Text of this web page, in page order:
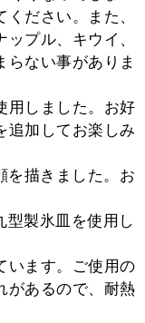
ださい。また、
プル、キウイ、
ない事がありま
用しました。お好
追加してお楽しみ
を描きました。お
型製氷皿を使用し
います。ご使用の
があるので、耐熱